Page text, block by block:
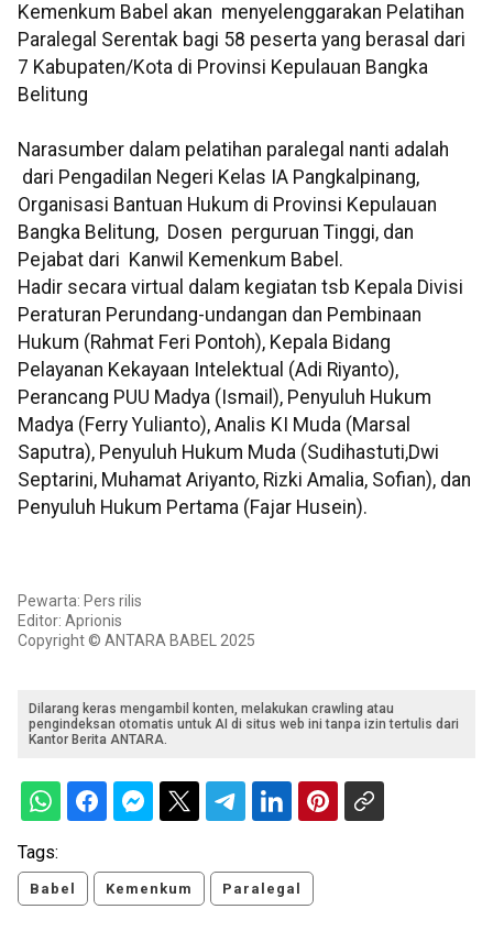
Kemenkum Babel akan menyelenggarakan Pelatihan
Paralegal Serentak bagi 58 peserta yang berasal dari
7 Kabupaten/Kota di Provinsi Kepulauan Bangka
Belitung
Narasumber dalam pelatihan paralegal nanti adalah
dari Pengadilan Negeri Kelas IA Pangkalpinang,
Organisasi Bantuan Hukum di Provinsi Kepulauan
Bangka Belitung, Dosen perguruan Tinggi, dan
Pejabat dari Kanwil Kemenkum Babel.
Hadir secara virtual dalam kegiatan tsb Kepala Divisi
Peraturan Perundang-undangan dan Pembinaan
Hukum (Rahmat Feri Pontoh), Kepala Bidang
Pelayanan Kekayaan Intelektual (Adi Riyanto),
Perancang PUU Madya (Ismail), Penyuluh Hukum
Madya (Ferry Yulianto), Analis KI Muda (Marsal
Saputra), Penyuluh Hukum Muda (Sudihastuti,Dwi
Septarini, Muhamat Ariyanto, Rizki Amalia, Sofian), dan
Penyuluh Hukum Pertama (Fajar Husein).
Pewarta: Pers rilis
Editor: Aprionis
Copyright © ANTARA BABEL 2025
Dilarang keras mengambil konten, melakukan crawling atau
pengindeksan otomatis untuk AI di situs web ini tanpa izin tertulis dari
Kantor Berita ANTARA.
Tags:
Babel Kemenkum Paralegal